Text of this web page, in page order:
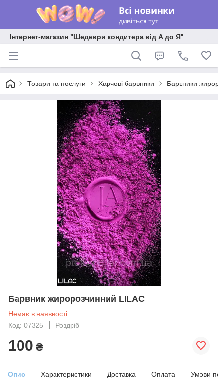
Інтернет-магазин "Шедеври кондитера від А до Я"
Товари та послуги Харчові барвники Барвники
Барвник жиророзчинний LILAC
Немає в наявності
Код: 07325
Роздріб
100 ₴
Опис Характеристики Доставка Оплата Умови